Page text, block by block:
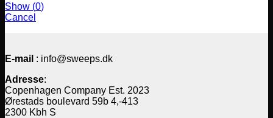
Show (0)
Cancel
E-mail : info@sweeps.dk
Adresse:
Copenhagen Company Est. 2023
Ørestads boulevard 59b 4,-413
2300 Kbh S